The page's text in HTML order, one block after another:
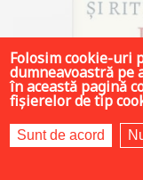
Folosim cookie-uri
dumneavoastră pe
în această pagină
fișierelor de tip
Sunt de acord